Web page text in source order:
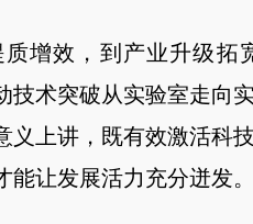
效，到产业升级拓宽
技术突破从实验室走向
义上讲，既有效激活科
让发展活力充分迸发。